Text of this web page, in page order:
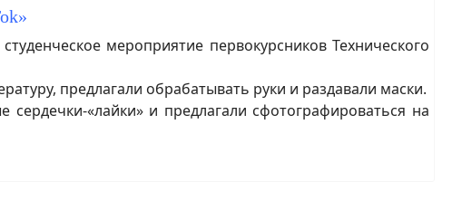
мероприятие первокурсников Технического
предлагали обрабатывать руки и раздавали маски.
«лайки» и предлагали сфотографироваться на